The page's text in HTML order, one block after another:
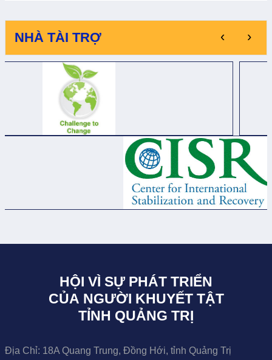
NHÀ TÀI TRỢ ‹ ›
HỘI VÌ SỰ PHÁT TRIỂN
CỦA NGƯỜI KHUYẾT TẬT
TỈNH QUẢNG TRỊ
Địa Chỉ: 18A Quang Trung, Đồng Hới, tỉnh Quảng Trị